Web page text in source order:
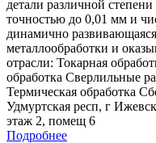
детали различной
точностью до 0,01 мм и
динамично
металлообработки и
отрасли: Токарная
обработка Сверлильные
Термическая обработка
Удмуртская респ, г
этаж 2, помещ 6
Подробнее